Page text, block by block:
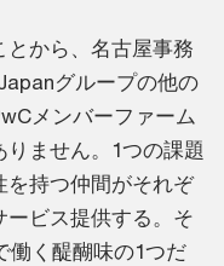
から、名古屋事務
グループの他の
メンバーファーム
ません。1つの課題
を持つ仲間がそれぞ
ビス提供する。そ
働く醍醐味の1つだ